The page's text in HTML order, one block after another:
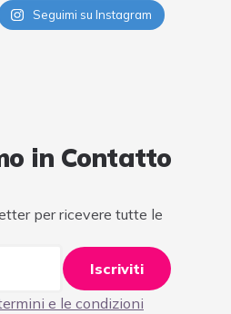
Seguimi su Instagram
in Contatto
per ricevere tutte le
e le condizioni